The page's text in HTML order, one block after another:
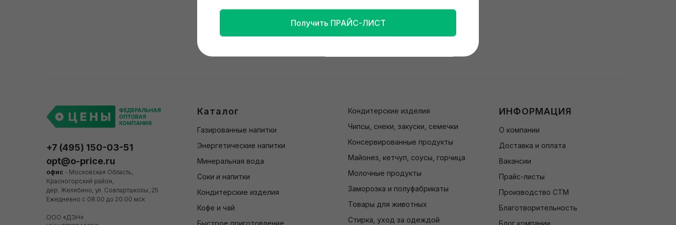
Получить ПРАЙС-ЛИСТ
+7 (495) 150-03-51
opt@o-price.ru
офис - Московская Область,
Красногорский район,
дер. Желябино, ул. Совпартшколы, 25
Ежедневно с 08:00 до 20:00 мск
ООО «ДЭН»
Каталог
Газированные напитки
Энергетические напитки
Минеральная вода
Соки и напитки
Кондитерские изделия
Кофе и чай
Кондитерские изделия
Чипсы, снеки, закуски, семечки
Консервированные продукты
Майонез, кетчуп, соусы, горчица
Молочные продукты
Заморозка и полуфабрикаты
Товары для животных
Стирка, уход за одеждой
ИНФОРМАЦИЯ
О компании
Доставка и оплата
Вакансии
Прайс-листы
Производство СТМ
Благотворительность